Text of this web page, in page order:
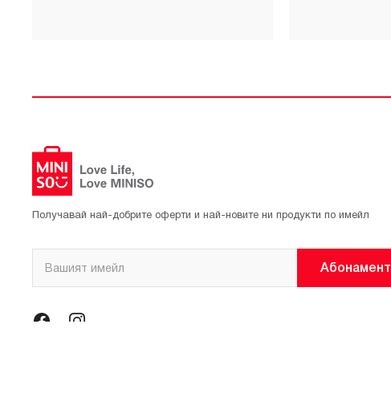
Получавай най-добрите оферти и най-новите ни продукти по имейл
Абонамент